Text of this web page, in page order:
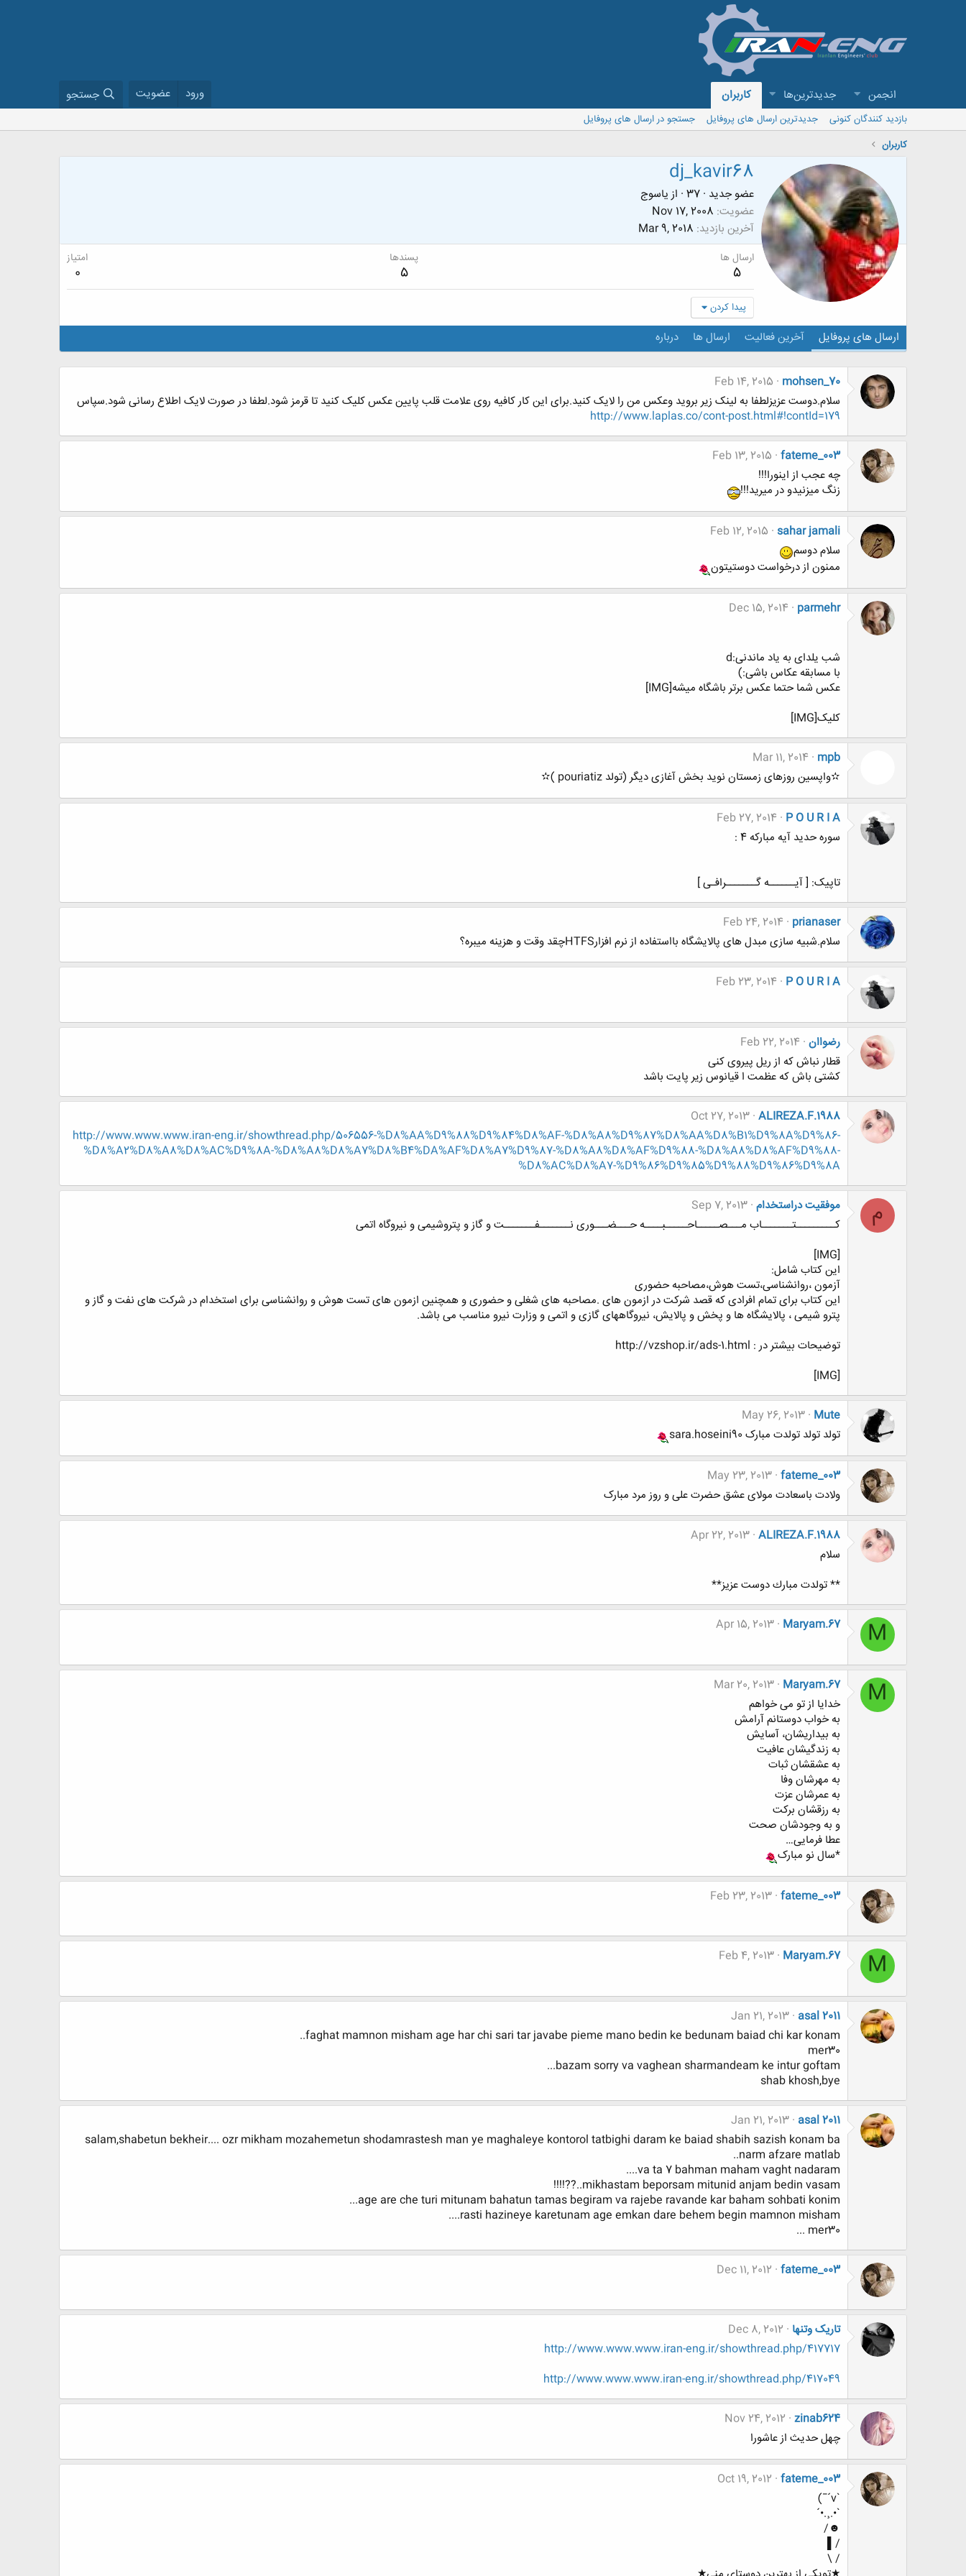
انجمن جدیدترین‌ها کاربران ورود عضویت جستجو
بازدید کنندگان کنونی جدیدترین ارسال های پروفایل
جستجو در ارسال های پروفایل
کاربران
dj_kavir68
عضو جدید ·
· از ياسوج
عضویت Nov 17, 2008
آخرین بازدید Mar 9, 2018
ارسال ها
5
پسندها
5
امتیاز
0
پیدا کردن
ارسال های پروفایل آخرین فعالیت ارسال ها درباره
mohsen_70
Feb 14, 2015
سلام.دوست عزیزلطفا به لینک زیر بروید وعکس من را لایک کنید.برای این کار کافیه روی علامت قلب پایین عکس کلیک کنید تا قرمز شود.لطفا در صورت لایک اطلاع رسانی شود.سپاس
http://www.laplas.co/cont-post.html#!contId=179
fateme_003
Feb 13, 2015
چه عجب از اینورا!!!
زنگ میزنیدو در میرید!!!
sahar jamali
Feb 12, 2015
سلام دوسم
ممنون از درخواست دوستیتون
parmehr
Dec 15, 2014
شب یلدای به یاد ماندنی:d
با مسابقه عکاس باشی:)
عکس شما حتما عکس برتر باشگاه میشه[IMG]
کلیک[IMG]
mpb
Mar 11, 2014
✫واپسین روزهای زمستان نوید بخش آغازی دیگر (تولد pouriatiz )✫
P O U R I A
Feb 27, 2014
سوره حدید آیه مبارکه 4 :
تاپیک: [ آیــــــه گـــــــرافـی ]
prianaser
Feb 24, 2014
سلام.شبیه سازی مبدل های پالایشگاه بااستفاده از نرم افزارHTFSچقد وقت و هزینه میبره؟
P O U R I A
Feb 23, 2014
رضواان Feb 22, 2014
قطار نباش که از ریل پیروی کنی
کشتی باش که عظمت ا قیانوس زیر پایت باشد
ALIREZA.F.1988
Oct 27, 2013
http://www.www.www.iran-eng.ir/showthread.php/506556-%D8%AA%D9%88%D9%84%D8%AF-%D8%A8%D9%87%D8%AA%D8%B1%D9%8A%D9%86-
%D8%A2%D8%A8%D8%AC%D9%8A-%D8%A8%D8%A7%D8%B4%DA%AF%D8%A7%D9%87-%D8%A8%D8%AF%D9%88-%D8%A8%D8%AF%D9%88-
%D8%AC%D8%A7-%D9%86%D9%85%D9%88%D9%86%D9%8A
م موفقیت دراستخدام Sep 7, 2013
کـــــــــتـــــــاب مـــصـــــاحـــــبــــه حـــضـــوری نـــــــفـــــــت و گاز و پتروشیمی و نیروگاه اتمی
[IMG]
این کتاب شامل:
آزمون ،روانشناسی،تست هوش،مصاحبه حضوری
این کتاب برای تمام افرادی که قصد شرکت در ازمون های .مصاحبه های شغلی و حضوری و همچنین ازمون های تست هوش و روانشناسی برای استخدام در شرکت های نفت و گاز و
پترو شیمی ، پالایشگاه ها و پخش و پالایش، نیروگاههای گازی و اتمی و وزارت نیرو مناسب می باشد.
توضیحات بیشتر در : http://vzshop.ir/ads-1.html
[IMG]
Mute
May 26, 2013
تولد تولد تولدت مبارک sara.hoseini90
fateme_003
May 23, 2013
ولادت باسعادت مولای عشق حضرت علی و روز مرد مبارک
ALIREZA.F.1988
Apr 22, 2013
سلام
** تولدت مبارك دوست عزيز**
M
Maryam.67
Apr 15, 2013
M
Maryam.67
Mar 20, 2013
خدایا از تو می خواهم
به خواب دوستانم آرامش
به بیداریشان، آسایش
به زندگیشان عافیت
به عشقشان ثبات
به مهرشان وفا
به عمرشان عزت
به رزقشان برکت
و به وجودشان صحت
عطا فرمایی…
*سال نو مبارک
fateme_003
Feb 23, 2013
M
Maryam.67
Feb 4, 2013
asal 2011
Jan 21, 2013
faghat mamnon misham age har chi sari tar javabe pieme mano bedin ke bedunam baiad chi kar konam..
mer30
bazam sorry va vaghean sharmandeam ke intur goftam...
shab khosh,bye
asal 2011
Jan 21, 2013
salam,shabetun bekheir.... ozr mikham mozahemetun shodamrastesh man ye maghaleye kontorol tatbighi daram ke baiad shabih sazish konam ba
narm afzare matlab..
va ta 7 bahman maham vaght nadaram....
mikhastam beporsam mitunid anjam bedin vasam..??!!!!
age are che turi mitunam bahatun tamas begiram va rajebe ravande kar baham sohbati konim...
rasti hazineye karetunam age emkan dare behem begin mamnon misham....
mer30 ...
fateme_003
Dec 11, 2012
تاریک وتنها Dec 8, 2012
http://www.www.www.iran-eng.ir/showthread.php/417717
http://www.www.www.iran-eng.ir/showthread.php/417049
zinab624
Nov 24, 2012
چهل حدیث از عاشورا
fateme_003
Oct 19, 2012
`v´¯)
`•.¸.•´
☻/
/▌
/ \